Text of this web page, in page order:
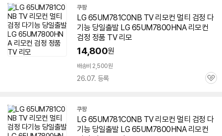
쿠팡
LG 65UM781C0NB TV 리모컨 멀티 검정 다
기능 당일출발 LG 65UM7800HNA리모컨
검정 정품 TV 리모
14,800원
배송비 2,500원
26.07. 등록
관
쿠팡
LG 65UM781C0NB TV 리모컨 멀티 검정 다
기능 당일출발 LG 65UM7800HNA리모컨